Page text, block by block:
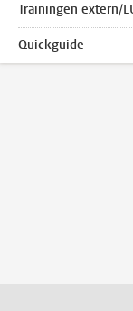
Trainingen extern/
Quickguide